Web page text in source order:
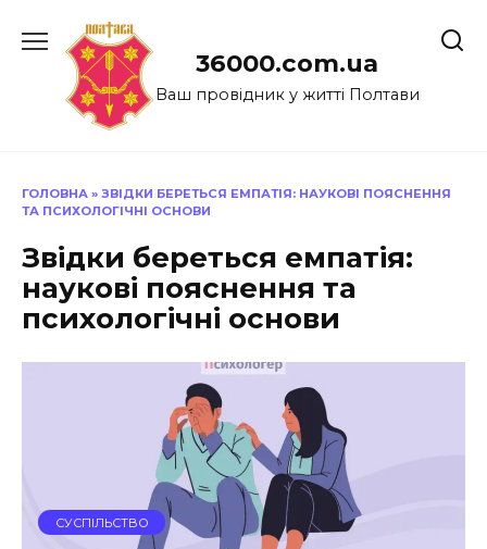
до
36000.com.ua
Ваш провідник у житті Полтави
ГОЛОВНА » ЗВІДКИ БЕРЕТЬСЯ ЕМПАТІЯ: НАУКОВІ ПОЯСНЕННЯ
ТА ПСИХОЛОГІЧНІ ОСНОВИ
Звідки береться емпатія:
наукові пояснення та
психологічні основи
СУСПІЛЬСТВО